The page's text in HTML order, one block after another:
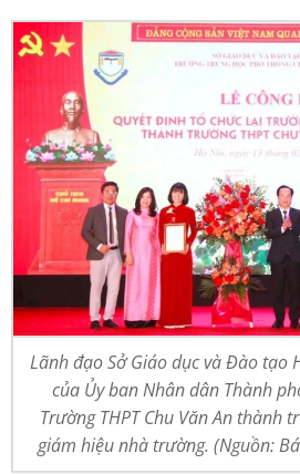
Lãnh đạo Sở Giáo dục và Đào tạo
của Ủy ban Nhân dân Thành
Trường THPT Chu Văn An thành
giám hiệu nhà trường. (Nguồn: